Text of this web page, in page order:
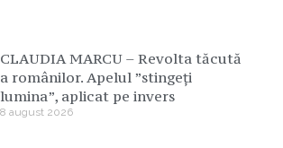
CLAUDIA MARCU – Revolta tăcută
a românilor. Apelul ”stingeți
lumina”, aplicat pe invers
8 august 2026